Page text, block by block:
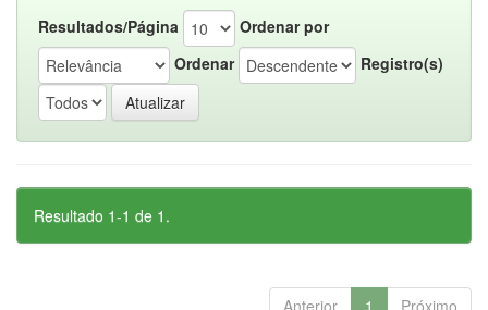
Resultados/Página
Ordenar por
Ordenar
Registro(s)
Resultado 1-1 de 1.
Anterior 1 Próximo